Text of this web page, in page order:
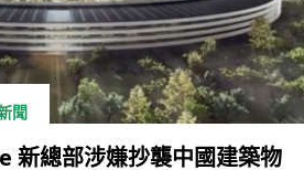
聞
新總部涉嫌抄襲中國建築物